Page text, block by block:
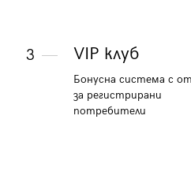
3 VIP клуб
Бонусна система с
за регистрирани
потребители